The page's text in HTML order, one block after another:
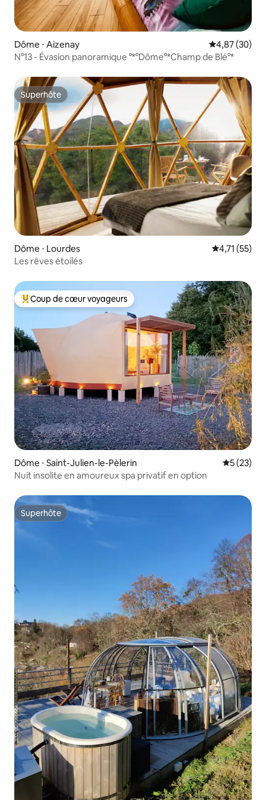
Dôme ⋅ Aizenay Évaluation
4,87 (30)
N°13 - Évasion panoramique °*°Dôme°*Champ de Blé°*
Superhôte
Superhôte
Dôme ⋅ Lourdes Évaluation
4,71 (55)
Les rêves étoilés
Coups de cœur voyageurs les plus appréciés
Coup de cœur voyageurs
Dôme ⋅ Saint-Julien-le-Pèlerin
5 (23)
Nuit insolite en amoureux spa privatif en option
Superhôte
Superhôte